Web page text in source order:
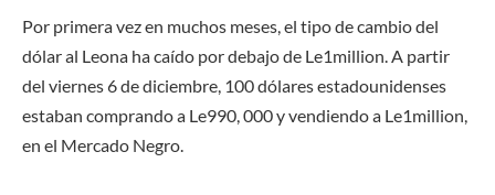
Por primera vez en muchos meses, el tipo de cambio del
dólar al Leona ha caído por debajo de Le1million. A partir
del viernes 6 de diciembre, 100 dólares estadounidenses
estaban comprando a Le990, 000 y vendiendo a Le1million,
en el Mercado Negro.